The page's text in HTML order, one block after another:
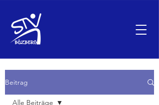
Beitrag
Alle Beiträge